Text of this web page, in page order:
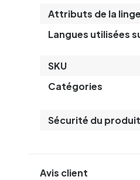
Attributs de la
Langues utilisées
SKU
Catégories
Sécurité du produit
Avis client